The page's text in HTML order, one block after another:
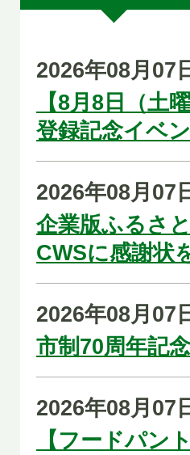
着
情
報
2026年08月07
【8月8日（土
登録記念イベ
2026年08月07
企業版ふるさ
CWSに感謝状
2026年08月07
市制70周年記
2026年08月07
【フードパン